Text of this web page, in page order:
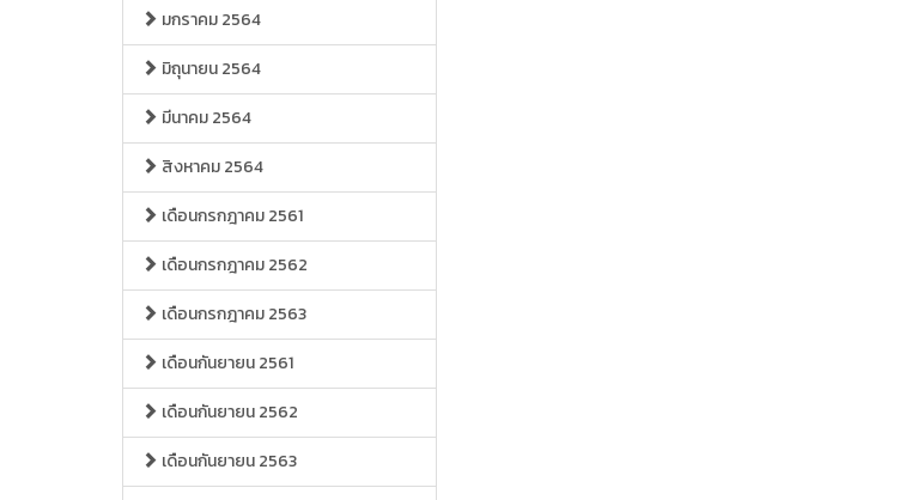
มกราคม 2564
มิถุนายน 2564
มีนาคม 2564
สิงหาคม 2564
เดือนกรกฎาคม 2561
เดือนกรกฎาคม 2562
เดือนกรกฎาคม 2563
เดือนกันยายน 2561
เดือนกันยายน 2562
เดือนกันยายน 2563